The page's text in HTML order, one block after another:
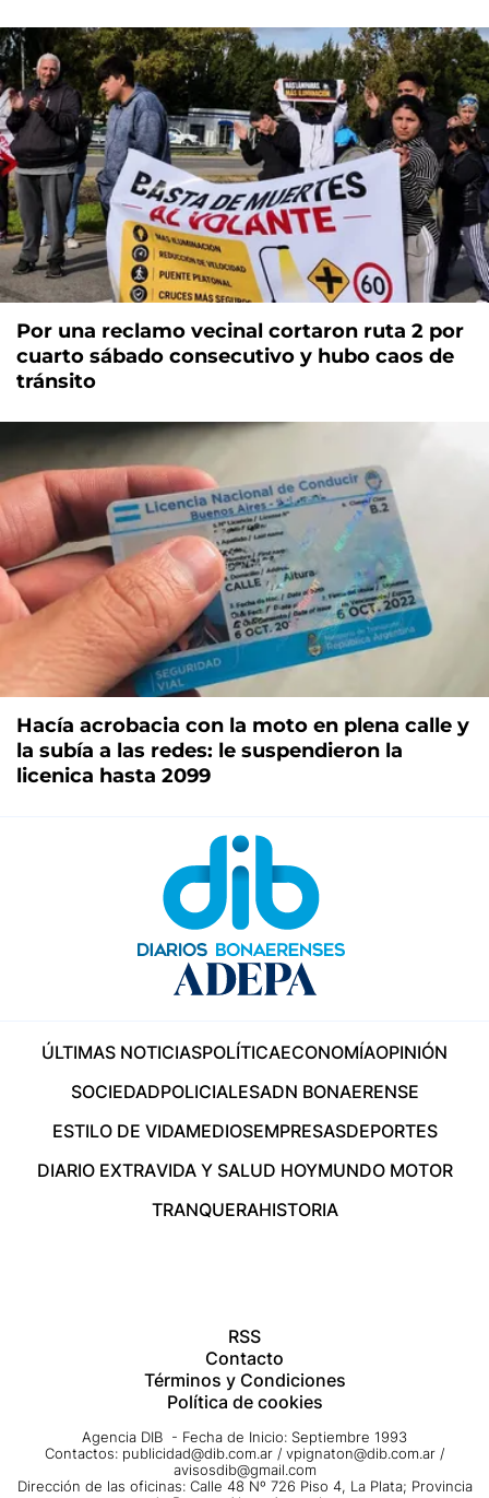
Por una reclamo vecinal cortaron ruta 2 por
cuarto sábado consecutivo y hubo caos de
tránsito
Hacía acrobacia con la moto en plena calle y
la subía a las redes: le suspendieron la
licenica hasta 2099
ÚLTIMAS NOTICIASPOLÍTICAECONOMÍAOPINIÓN
SOCIEDADPOLICIALESADN BONAERENSE
ESTILO DE VIDAMEDIOSEMPRESASDEPORTES
DIARIO EXTRAVIDA Y SALUD HOYMUNDO MOTOR
TRANQUERAHISTORIA
RSS
Contacto
Términos y Condiciones
Política de cookies
Agencia DIB - Fecha de Inicio: Septiembre 1993
Contactos: publicidad@dib.com.ar / vpignaton@dib.com.ar /
avisosdib@gmail.com
Dirección de las oficinas: Calle 48 Nº 726 Piso 4, La Plata; Provincia